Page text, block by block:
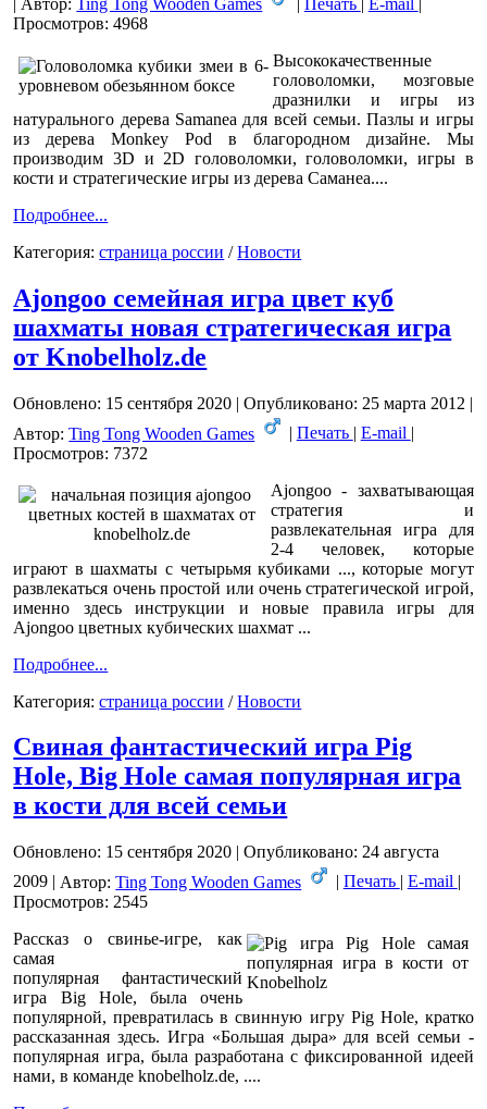
| Автор:Ting Tong Wooden Games | Печать | E-mail |
Просмотров: 4968
Высококачественные
головоломки, мозговые
дразнилки и игры из
натурального дерева Samanea для всей семьи. Пазлы и игры
из дерева Monkey Pod в благородном дизайне. Мы
производим 3D и 2D головоломки, головоломки, игры в
кости и стратегические игры из дерева Саманеа....
Подробнее...
Категория:страница pоссии /Новости
Ajongoo семейная игра цвет куб
шахматы новая стратегическая игра
от Knobelholz.de
Обновлено: 15 сентября 2020 |Опубликовано: 25 марта 2012 |
Автор:Ting Tong Wooden Games Печать E-mail
Просмотров: 7372
Ajongoo - захватывающая
стратегия и
развлекательная игра для
2-4 человек, которые
играют в шахматы с четырьмя кубиками ..., которые могут
развлекаться очень простой или очень стратегической игрой,
именно здесь инструкции и новые правила игры для
Ajongoo цветных кубических шахмат ...
Подробнее...
Категория:страница pоссии /Новости
Свиная фантастический игра Pig
Hole, Big Hole самая популярная игра
в кости для всей семьи
Обновлено: 15 сентября 2020 |Опубликовано: 24 августа
2009
Автор:Ting Tong Wooden Games Печать E-mail
Просмотров: 2545
Рассказ о свинье-игре, как
самая
популярнаяфантастический
игра Big Hole, была очень
популярной, превратилась в свинную игру Pig Hole, кратко
рассказанная здесь. Игра «Большая дыра» для всей семьи -
популярная игра, была разработана с фиксированной идеей
нами, в команде knobelholz.de, ....